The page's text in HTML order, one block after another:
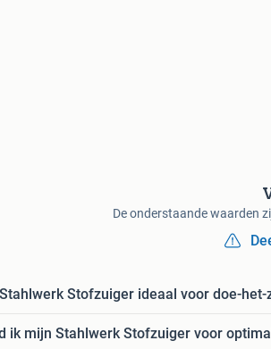
De onderstaande waarden
Stofzuiger ideaal voor doe-
ik mijn Stahlwerk Stofzuiger voor